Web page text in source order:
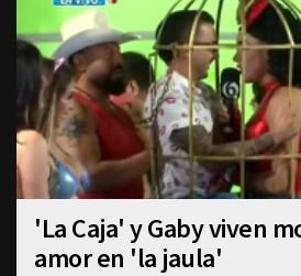
'La Caja' y Gaby viven
amor en 'la jaula'